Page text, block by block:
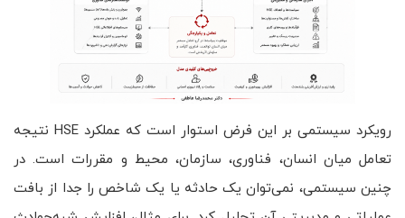
رویکرد سیستمی بر این فرض استوار است که عملکرد HSE نتیجه
تعامل میان انسان، فناوری، سازمان، محیط و مقررات است. در
چنین سیستمی، نمی‌توان یک حادثه یا یک شاخص را جدا از بافت